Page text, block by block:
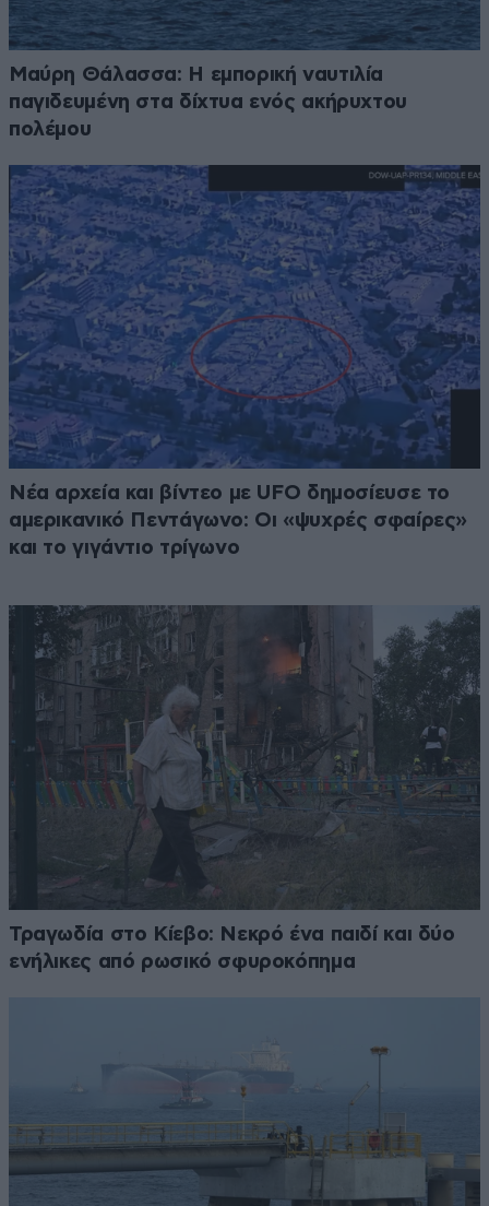
Μαύρη Θάλασσα: Η εμπορική ναυτιλία
παγιδευμένη στα δίχτυα ενός ακήρυχτου
πολέμου
Νέα αρχεία και βίντεο με UFO δημοσίευσε το
αμερικανικό Πεντάγωνο: Οι «ψυχρές σφαίρες»
και το γιγάντιο τρίγωνο
Τραγωδία στο Κίεβο: Νεκρό ένα παιδί και δύο
ενήλικες από ρωσικό σφυροκόπημα